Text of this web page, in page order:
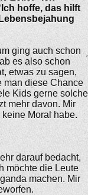
hoffe, das hilft
ging auch schon
es also schon
etwas zu sagen,
man diese Chance
Kids gerne solche
mehr davon. Mir
Moral habe.
darauf bedacht,
möchte die Leute
machen. Mir